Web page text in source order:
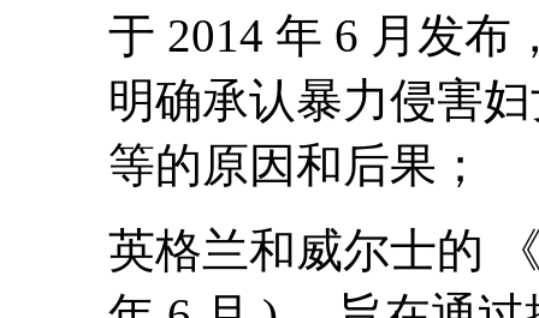
于 2014 年 6 月发布
明确承认暴力侵害
等的原因和后果；
英格兰和威尔士的